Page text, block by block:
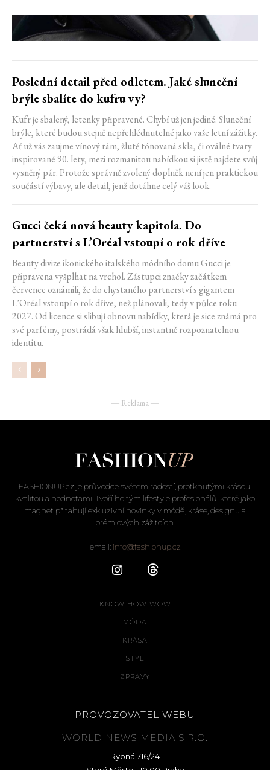
Poslední detail před odletem. Jaké sluneční
brýle sbalíte do kufru vy?
Kufr je sbalený, letenky připravené. Chybí už jen jediné. Sluneční
brýle, které budou stejně nepřehlédnutelné jako vaše letní zážitky.
Ať už vás zaujme vínový rám, žlutě tónovaná skla, či oválné tvary
inspirované 90. lety, mezi rozmanitou nabídkou si jistě najdete svůj
vysněný pár. Protože správně zvolený doplněk není jen praktickou
součástí výbavy, ale detail, jenž dotáhne celý váš look.
Gucci čeká nová beauty kapitola. Do
partnerství s L’Oréal vstoupí o rok dříve
Beauty divize ikonického italského módního domu Gucci je
připravena vyšplhat na vrchol. Zástupci značky začátkem
července oznámili, že do chystaného partnerství s gigantem
L'Oréal vstoupí o rok dříve, než plánovali, tedy v půlce roku
2027. Od licence si slibují obnovu nabídky, která je sice známá pro
své parfémy, postrádá však hlubší, instantně rozpoznatelnou
identitu.
― Reklama ―
FASHIONUP.cz je průvodce světem radostí, protknutými krásou,
kvalitou a hodnotami. Tvoří ho tým lifestyle profesionálů, které jako
magnet přitahují exkluzivní novinky v módě, kráse, designu a
prémiových zážitcích.
email: info@fashionup.cz
KNOW HOW WOW
MÓDA
KRÁSA
STYL
ZPRÁVY
PROVOZOVATEL WEBU
WORLD NEWS MEDIA S.R.O.
Rybná 716/24